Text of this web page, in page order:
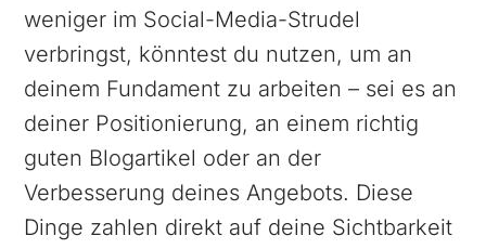
weniger im Social-Media-Strudel
verbringst, könntest du nutzen, um an
deinem Fundament zu arbeiten – sei es an
deiner Positionierung, an einem richtig
guten Blogartikel oder an der
Verbesserung deines Angebots. Diese
Dinge zahlen direkt auf deine Sichtbarkeit